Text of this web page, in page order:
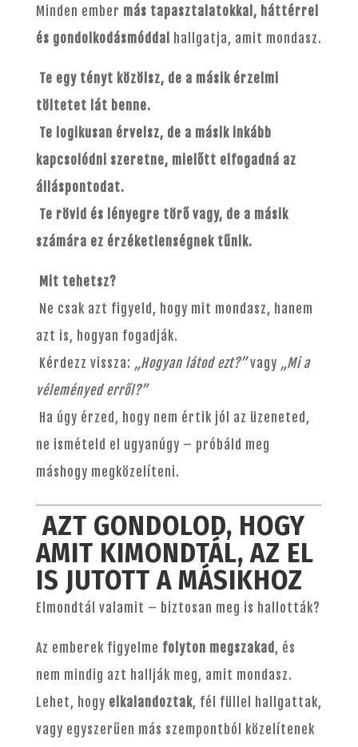
Minden ember más tapasztalatokkal, háttérrel
és gondolkodásmóddal
hallgatja, amit mondasz.
Te egy tényt közölsz, de a másik érzelmi
töltetet lát benne.
Te logikusan érvelsz, de a másik inkább
kapcsolódni szeretne, mielőtt elfogadná az
álláspontodat.
Te rövid és lényegre törő vagy, de a másik
számára ez érzéketlenségnek tűnik.
Mit tehetsz?
Ne csak azt figyeld, hogy mit mondasz, hanem
azt is, hogyan fogadják.
Kérdezz vissza: „Hogyan látod ezt?”vagy „Mi a
véleményed erről?”
Ha úgy érzed, hogy nem értik jól az üzeneted,
ne ismételd el ugyanúgy – próbáld meg
máshogy megközelíteni.
AZT GONDOLOD, HOGY
AMIT KIMONDTÁL, AZ EL
IS JUTOTT A MÁSIKHOZ
Elmondtál valamit – biztosan meg is hallották?
Az emberek figyelme folyton megszakad , és
nem mindig azt hallják meg, amit mondasz.
Lehet, hogy elkalandoztak, fél füllel hallgattak,
vagy egyszerűen más szempontból közelítenek